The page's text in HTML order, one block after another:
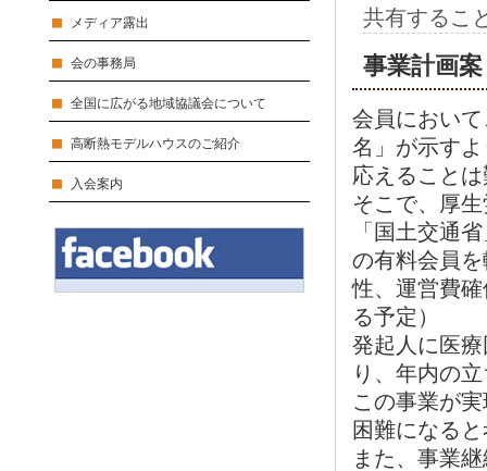
メディア露出
会の事務局
全国に広がる地域協議会について
高断熱モデルハウスのご紹介
入会案内
共有するこ
事業計画案
会員におい
名」が示す
応えること
そこで、厚
「国土交通
の有料会員
性、運営費
る予定）
発起人に医
り、年内の
この事業が
困難になる
また、事業